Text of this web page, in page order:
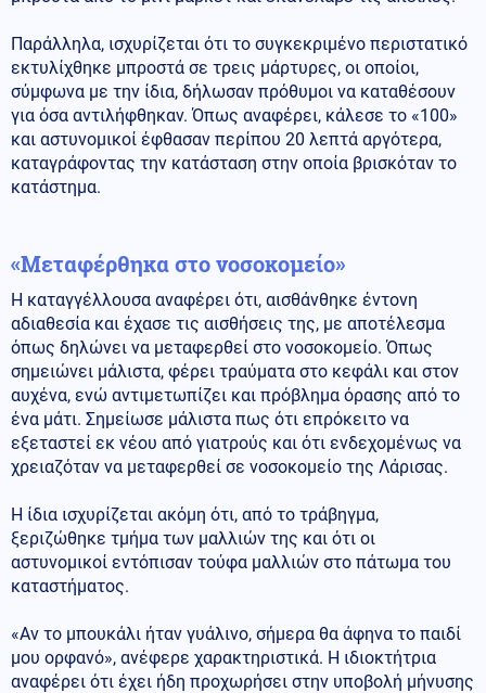
Παράλληλα, ισχυρίζεται ότι το συγκεκριμένο περιστατικό
εκτυλίχθηκε μπροστά σε τρεις μάρτυρες, οι οποίοι,
σύμφωνα με την ίδια, δήλωσαν πρόθυμοι να καταθέσουν
για όσα αντιλήφθηκαν. Όπως αναφέρει, κάλεσε το «100»
και αστυνομικοί έφθασαν περίπου 20 λεπτά αργότερα,
καταγράφοντας την κατάσταση στην οποία βρισκόταν το
κατάστημα.
«Μεταφέρθηκα στο νοσοκομείο»
Η καταγγέλλουσα αναφέρει ότι, αισθάνθηκε έντονη
αδιαθεσία και έχασε τις αισθήσεις της, με αποτέλεσμα
όπως δηλώνει να μεταφερθεί στο νοσοκομείο. Όπως
σημειώνει μάλιστα, φέρει τραύματα στο κεφάλι και στον
αυχένα, ενώ αντιμετωπίζει και πρόβλημα όρασης από το
ένα μάτι. Σημείωσε μάλιστα πως ότι επρόκειτο να
εξεταστεί εκ νέου από γιατρούς και ότι ενδεχομένως να
χρειαζόταν να μεταφερθεί σε νοσοκομείο της Λάρισας.
Η ίδια ισχυρίζεται ακόμη ότι, από το τράβηγμα,
ξεριζώθηκε τμήμα των μαλλιών της και ότι οι
αστυνομικοί εντόπισαν τούφα μαλλιών στο πάτωμα του
καταστήματος.
«Αν το μπουκάλι ήταν γυάλινο, σήμερα θα άφηνα το παιδί
μου ορφανό», ανέφερε χαρακτηριστικά. Η ιδιοκτήτρια
αναφέρει ότι έχει ήδη προχωρήσει στην υποβολή μήνυσης